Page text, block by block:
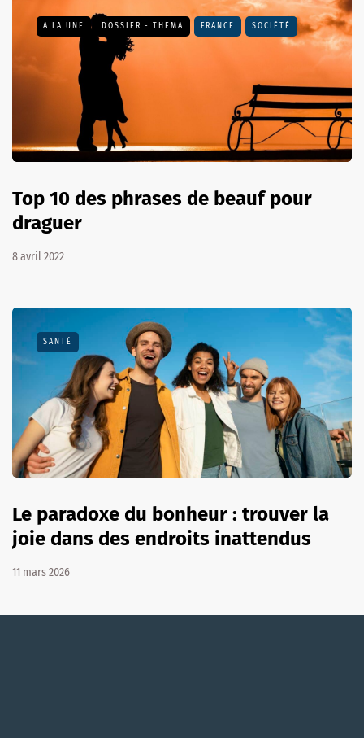
A LA UNE DOSSIER - THEMA FRANCE SOCIÉTÉ
Top 10 des phrases de beauf pour
draguer
8 avril 2022
SANTÉ
Le paradoxe du bonheur : trouver la
joie dans des endroits inattendus
11 mars 2026